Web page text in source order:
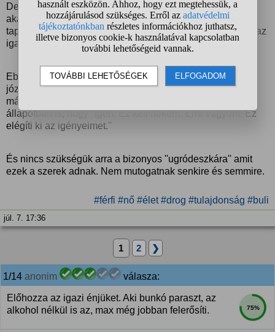
De van egy olyan vélemény erről, hogy de igen is meg
akartad tenni, csak az alkohol nélkül nem merted mert
tapasztalatlanságból adódóan még nem mered elfogadni az
igazi önmagad. (és egyéb szerek)
Ebből adódóan az emberek jobban megijednek attól aki
józanul is képes bele menni olyan szituációkba amikbe
mások nem? Azért amiért képesek elismerni tiszta
állapotban is, hogy ''Igen. Ez kell nekem. Erre vágyom. Ez
elégíti ki az igényeimet.''
És nincs szükségük arra a bizonyos ''ugródeszkára'' amit
ezek a szerek adnak. Nem mutogatnak senkire és semmire.
#férfi #nő #élet #drog #tulajdonság #buli
júl. 7. 17:36
1 2 ❯
1/14 anonim válasza:
75%
Előhozza az igazi énjüket. Aki bunkó paraszt, az
alkohol nélkül is az, max még jobban felerősíti.